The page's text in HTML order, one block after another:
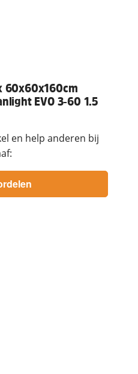
60x60x160cm
EVO 3-60 1.5
en help anderen bij